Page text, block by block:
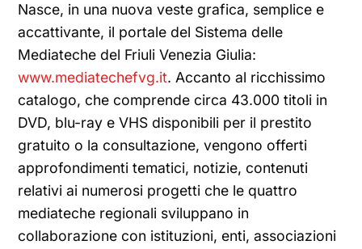
Nasce, in una nuova veste grafica, semplice e
accattivante, il portale del Sistema delle
Mediateche del Friuli Venezia Giulia:
www.mediatechefvg.it. Accanto al ricchissimo
catalogo, che comprende circa 43.000 titoli in
DVD, blu-ray e VHS disponibili per il prestito
gratuito o la consultazione, vengono offerti
approfondimenti tematici, notizie, contenuti
relativi ai numerosi progetti che le quattro
mediateche regionali sviluppano in
collaborazione con istituzioni, enti, associazioni